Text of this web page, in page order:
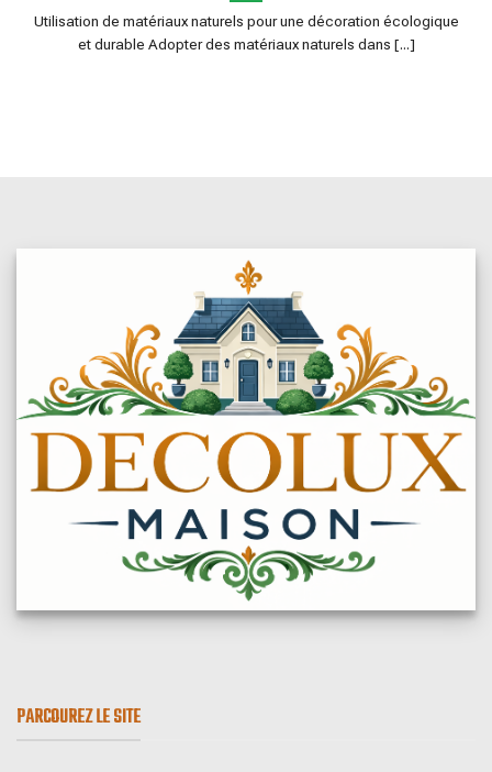
Utilisation de matériaux naturels pour une décoration écologique
et durable Adopter des matériaux naturels dans [...]
PARCOUREZ LE SITE